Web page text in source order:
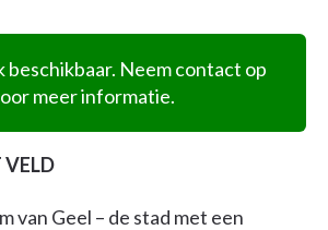
beschikbaar. Neem contact op
meer informatie.
VELD
van Geel – de stad met een